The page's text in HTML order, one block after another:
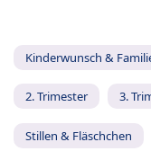
Kinderwunsch &
2. Trimester 3.
Stillen & Fläschchen